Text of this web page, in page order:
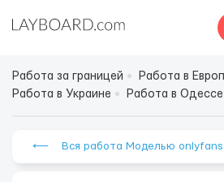
Работа за границей
Работа в
Работа в Украине
Работа в Одессе
⟵ Вся работа Моделью onlyfans